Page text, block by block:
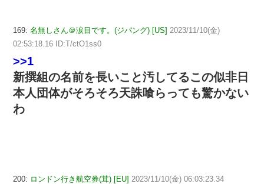
169: 名無しさん＠涙目です。(ジパング) [US] 2023/11/10(金)
02:53:18.16 ID:T/ctO1ss0
>>1
新撰組の名前を長いこと汚してるこの似非日
本人団体がそろそろ天誅喰らっても驚かない
わ
200: ロンドン行き航空券(茸) [EU] 2023/11/10(金) 06:03:23.34